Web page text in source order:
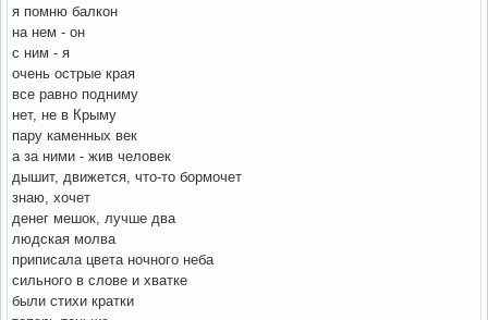
я помню балкон
на нем - он
с ним - я
очень острые края
все равно подниму
нет, не в Крыму
пару каменных век
а за ними - жив человек
дышит, движется, что-то бормочет
знаю, хочет
денег мешок, лучше два
людская молва
приписала цвета ночного неба
сильного в слове и хватке
были стихи кратки